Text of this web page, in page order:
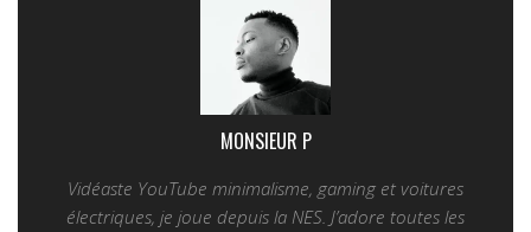
MONSIEUR P
Vidéaste YouTube minimalisme, gaming et voitures
électriques, je joue depuis la NES. J’adore toutes les